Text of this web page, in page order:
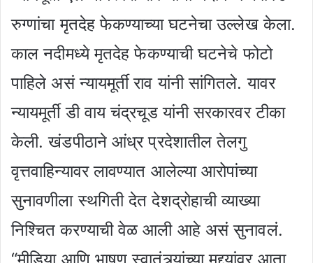
रुग्णांचा मृतदेह फेकण्याच्या घटनेचा उल्लेख केला.
काल नदीमध्ये मृतदेह फेकण्याची घटनेचे फोटो
पाहिले असं न्यायमूर्ती राव यांनी सांगितले. यावर
न्यायमूर्ती डी वाय चंद्रचूड यांनी सरकारवर टीका
केली. खंडपीठाने आंध्र प्रदेशातील तेलगु
वृत्तवाहिन्यावर लावण्यात आलेल्या आरोपांच्या
सुनावणीला स्थगिती देत देशद्रोहाची व्याख्या
निश्चित करण्याची वेळ आली आहे असं सुनावलं.